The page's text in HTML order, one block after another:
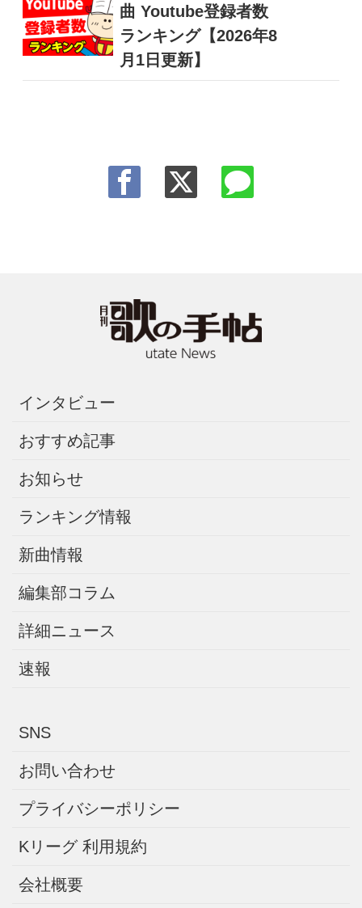
曲 Youtube登録者数
ランキング【2026年8
月1日更新】
インタビュー
おすすめ記事
お知らせ
ランキング情報
新曲情報
編集部コラム
詳細ニュース
速報
SNS
お問い合わせ
プライバシーポリシー
Kリーグ 利用規約
会社概要